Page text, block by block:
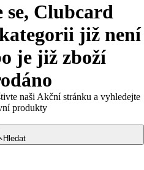
se, Clubcard
již není
je již zboží
naši Akční stránku a vyhledejte
produkty
Hledat